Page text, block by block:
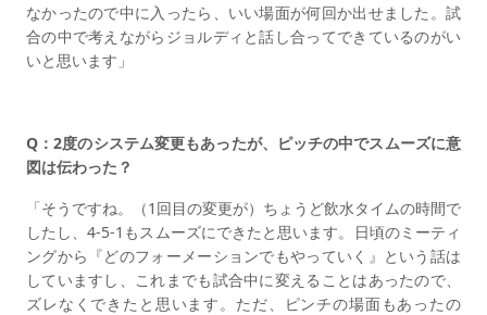
なかったので中に入ったら、いい場面が何回か出せました。試
合の中で考えながらジョルディと話し合ってできているのがい
いと思います」
Q：2度のシステム変更もあったが、ピッチの中でスムーズに意
図は伝わった？
「そうですね。（1回目の変更が）ちょうど飲水タイムの時間で
したし、4-5-1もスムーズにできたと思います。日頃のミーティ
ングから『どのフォーメーションでもやっていく』という話は
していますし、これまでも試合中に変えることはあったので、
ズレなくできたと思います。ただ、ピンチの場面もあったの